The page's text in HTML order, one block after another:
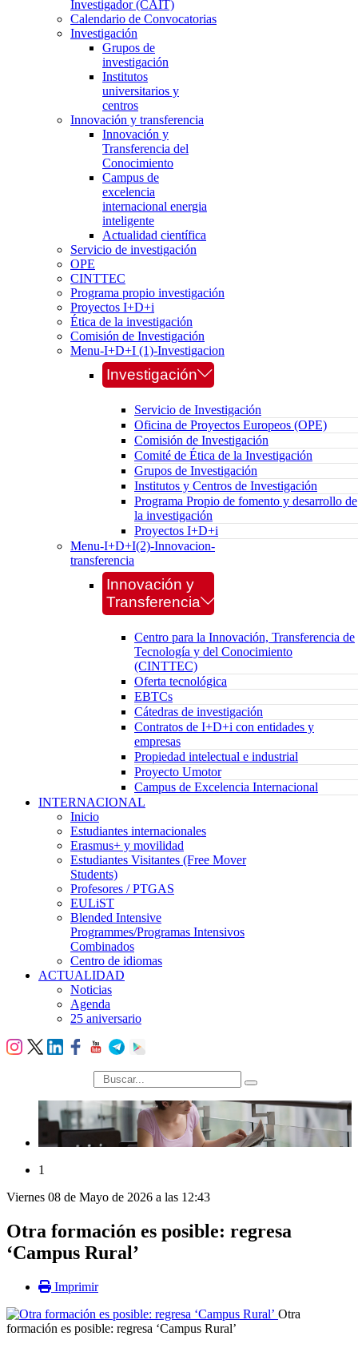
Investigador (CAIT)
Calendario de Convocatorias
Investigación
Grupos de
investigación
Institutos
universitarios y
centros
Innovación y transferencia
Innovación y
Transferencia del
Conocimiento
Campus de
excelencia
internacional energia
inteligente
Actualidad científica
Servicio de investigación
OPE
CINTTEC
Programa propio investigación
Proyectos I+D+i
Ética de la investigación
Comisión de Investigación
Menu-I+D+I (1)-Investigacion
Investigación
Servicio de Investigación
Oficina de Proyectos Europeos (OPE)
Comisión de Investigación
Comité de Ética de la Investigación
Grupos de Investigación
Institutos y Centros de Investigación
Programa Propio de fomento y desarrollo de
la investigación
Proyectos I+D+i
Menu-I+D+I(2)-Innovacion-
transferencia
Innovación y
Transferencia
Centro para la Innovación, Transferencia de
Tecnología y del Conocimiento
(CINTTEC)
Oferta tecnológica
EBTCs
Cátedras de investigación
Contratos de I+D+i con entidades y
empresas
Propiedad intelectual e industrial
Proyecto Umotor
Campus de Excelencia Internacional
INTERNACIONAL
Inicio
Estudiantes internacionales
Erasmus+ y movilidad
Estudiantes Visitantes (Free Mover
Students)
Profesores / PTGAS
EULiST
Blended Intensive
Programmes/Programas Intensivos
Combinados
Centro de idiomas
ACTUALIDAD
Noticias
Agenda
25 aniversario
búsqueda
1
Viernes 08 de Mayo de 2026 a las 12:43
Otra formación es posible: regresa
‘Campus Rural’
Imprimir
Otra
formación es posible: regresa ‘Campus Rural’